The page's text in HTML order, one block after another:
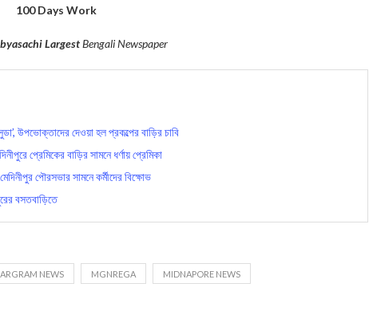
100 Days Work
LargestBengali Newspaper
উপভোক্তাদের দেওয়া হল প্রকল্পের বাড়ির চাবি
প্রেমিকের বাড়ির সামনে ধর্ণায় প্রেমিকা
পৌরসভার সামনে কর্মীদের বিক্ষোভ
বসতবাড়িতে
NEWS MGNREGA MIDNAPORE NEWS